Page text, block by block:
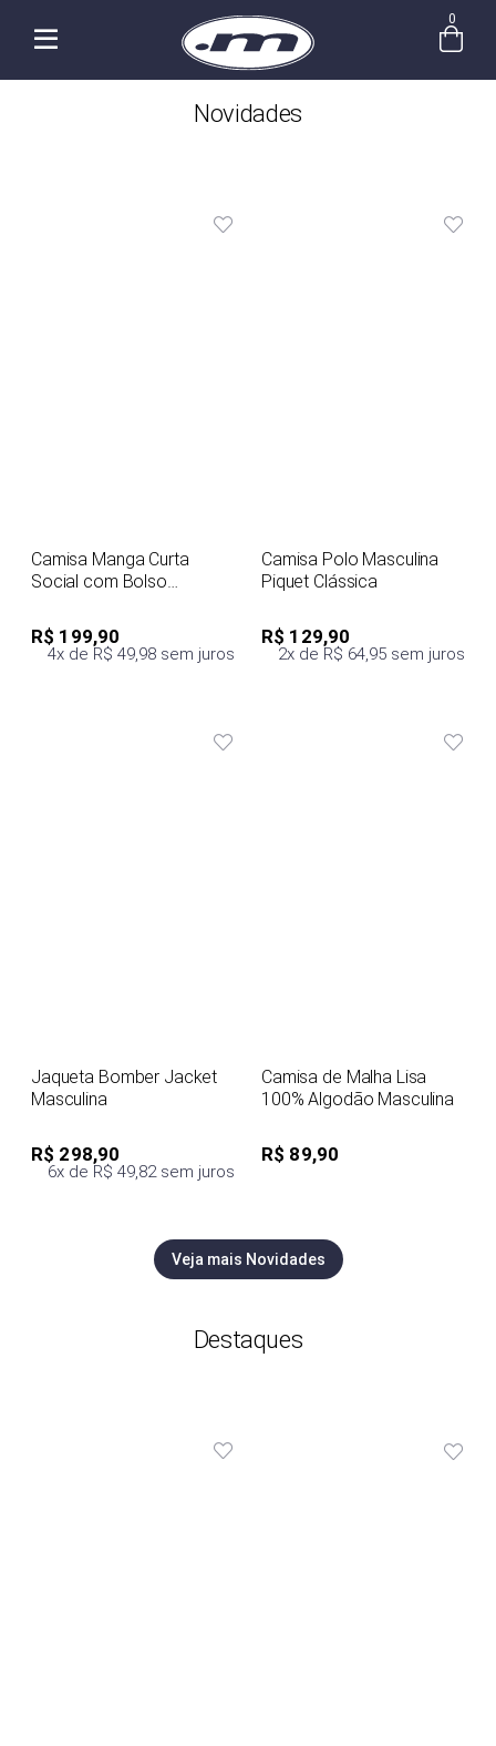
0
Novidades
Camisa Manga Curta
Social com Bolso
R$ 199,90
4x de R$ 49,98 sem juros
Camisa Polo Masculina
Piquet Clássica
R$ 129,90
2x de R$ 64,95 sem juros
Jaqueta Bomber Jacket
Masculina
R$ 298,90
6x de R$ 49,82 sem juros
Camisa de Malha Lisa
100% Algodão Masculina
R$ 89,90
Veja mais Novidades
Destaques